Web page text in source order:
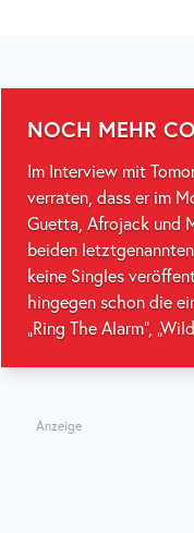
NOCH MEHR
Im Interview mit
verraten, dass er im
Guetta, Afrojack und
beiden
keine Singles
hingegen schon die
„Ring The Alarm“,
Anzeige